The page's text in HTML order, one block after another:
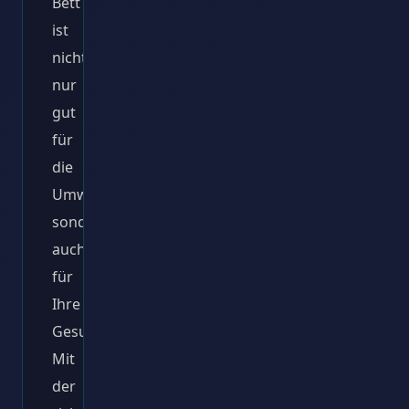
ist
nicht
nur
gut
für
die
Umwelt,
sondern
auch
für
Ihre
Gesundheit.
Mit
der